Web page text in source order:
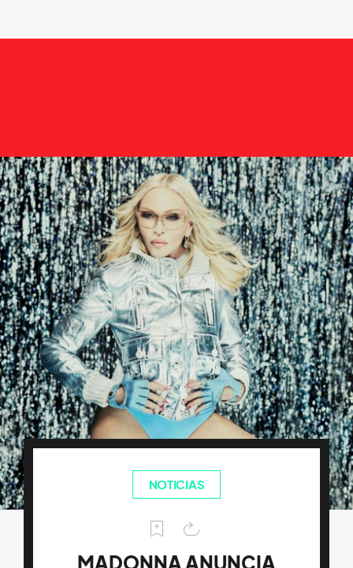
NOTICIAS
MADONNA ANUNCIA